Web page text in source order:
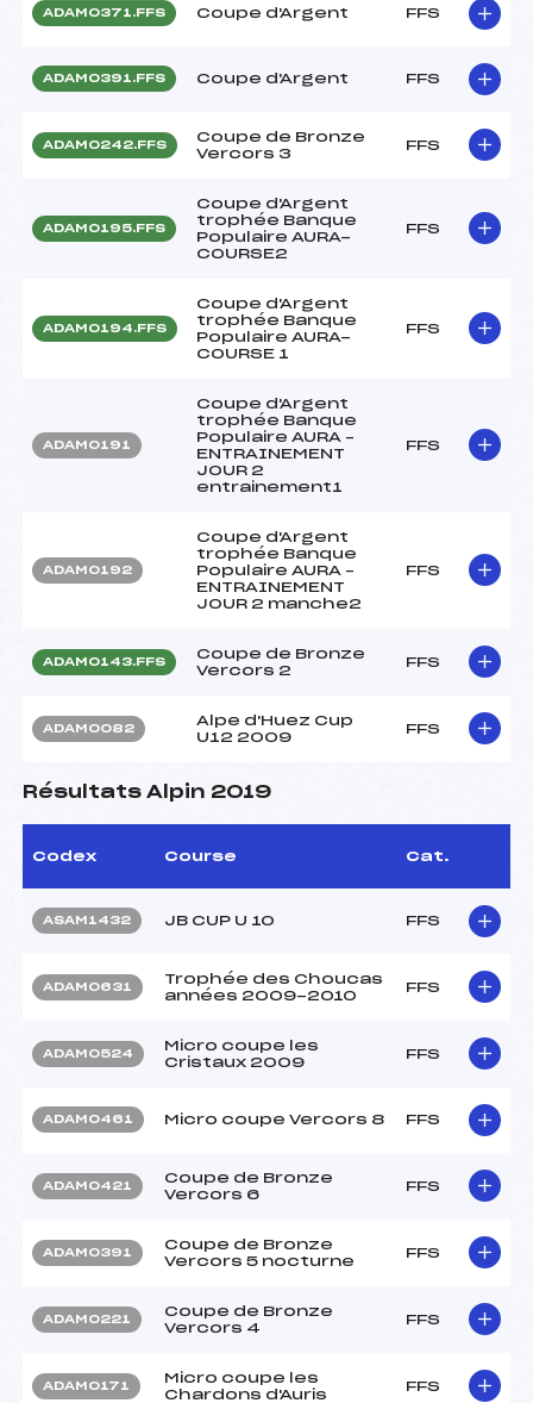
ADAM0371.FFS Coupe d'Argent FFS
ADAM0391.FFS Coupe d'Argent FFS
ADAM0242.FFS
Coupe de Bronze
Vercors 3
FFS
ADAM0195.FFS
Coupe d'Argent
trophée Banque
Populaire AURA-
COURSE2
FFS
ADAM0194.FFS
Coupe d'Argent
trophée Banque
Populaire AURA-
COURSE 1
FFS
ADAM0191
Coupe d'Argent
trophée Banque
Populaire AURA –
ENTRAINEMENT
JOUR 2
entrainement1
FFS
ADAM0192
Coupe d'Argent
trophée Banque
Populaire AURA –
ENTRAINEMENT
JOUR 2 manche2
FFS
ADAM0143.FFS
Coupe de Bronze
Vercors 2
FFS
ADAM0082
Alpe d'Huez Cup
U12 2009
FFS
Résultats Alpin 2019
Codex Course Cat.
ASAM1432 JB CUP U 10 FFS
ADAM0631
Trophée des Choucas
années 2009-2010
FFS
ADAM0524
Micro coupe les
Cristaux 2009
FFS
ADAM0461 Micro coupe Vercors 8 FFS
ADAM0421
Coupe de Bronze
Vercors 6
FFS
ADAM0391
Coupe de Bronze
Vercors 5 nocturne
FFS
ADAM0221
Coupe de Bronze
Vercors 4
FFS
ADAM0171
Micro coupe les
Chardons d'Auris
FFS